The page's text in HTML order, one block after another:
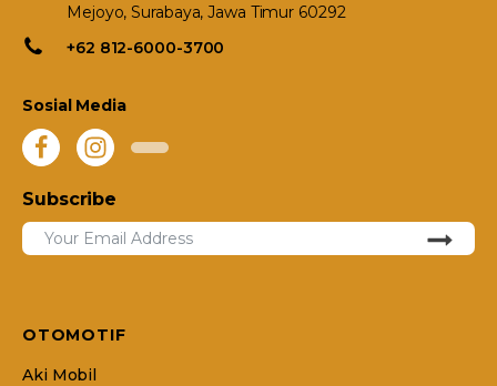
Mejoyo, Surabaya, Jawa Timur 60292
+62 812-6000-3700
Sosial Media
Subscribe
OTOMOTIF
Aki Mobil